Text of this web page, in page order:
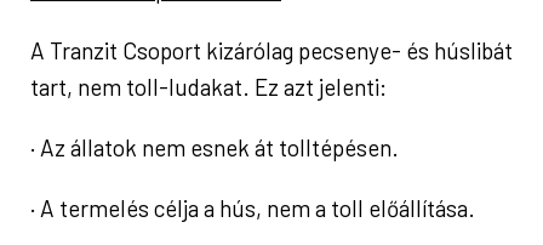
A Tranzit Csoport kizárólag pecsenye- és húslibát
tart, nem toll-ludakat. Ez azt jelenti:
· Az állatok nem esnek át tolltépésen.
· A termelés célja a hús, nem a toll előállítása.